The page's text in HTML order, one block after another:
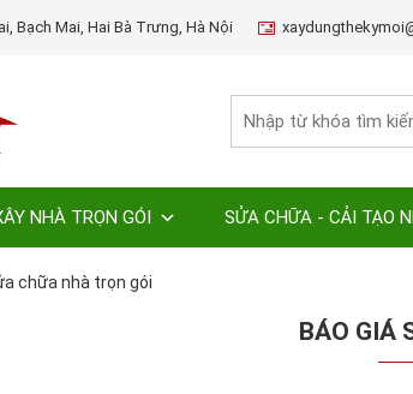
Bạch Mai, Hai Bà Trưng, Hà Nội
NHÀ TRỌN GÓI SỬA CHỮA - CẢI TẠO
chữa nhà trọn gói
BÁO GIÁ